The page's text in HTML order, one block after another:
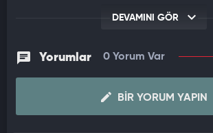
DEVAMINI GÖR
Yorumlar 0 Yorum Var
BIR YORUM YAPIN